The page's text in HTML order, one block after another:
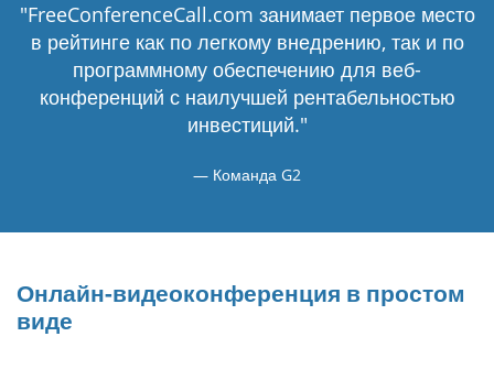
"FreeConferenceCall.com занимает первое место
в рейтинге как по легкому внедрению, так и по
программному обеспечению для веб-
конференций с наилучшей рентабельностью
инвестиций."
Команда G2
Онлайн-видеоконференция в простом
виде